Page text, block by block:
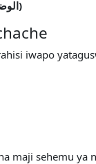
wudhūʼ (الوضوء)
iwapo
maji sehemu ya